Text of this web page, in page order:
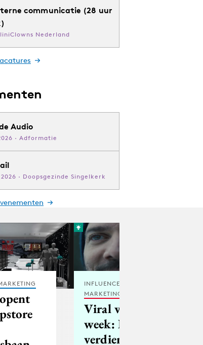
communicatie (28 uur
Nederland
Audio
· Adformatie
· Doopsgezinde Singelkerk
INFLUENCER
MARKETING
Viral van de
week: Iedereen
verdient een